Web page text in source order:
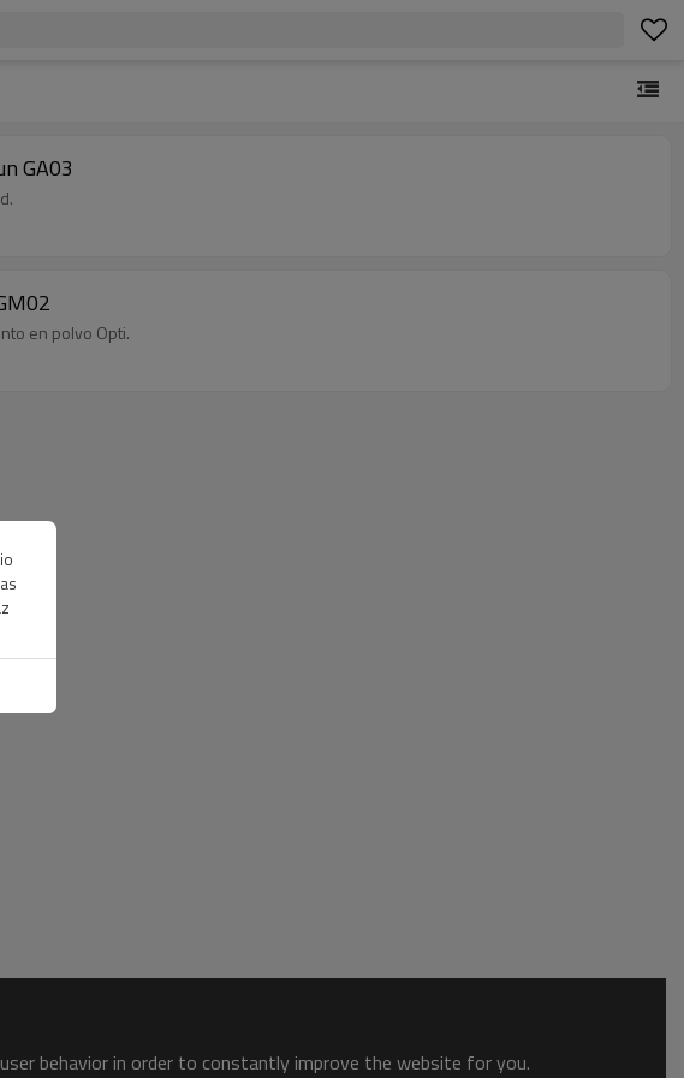
GA03
en polvo Opti.
behavior in order to constantly improve the website for you.